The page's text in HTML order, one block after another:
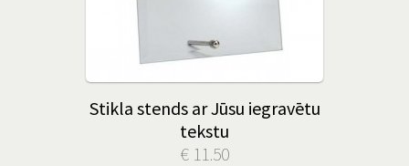
Stikla stends ar Jūsu iegravētu
tekstu
€ 11.50